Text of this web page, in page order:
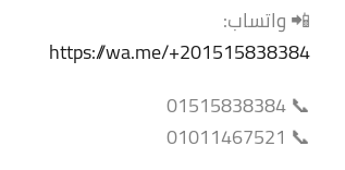
📲 واتساب:
https://wa.me/+201515838384
📞 01515838384
📞 01011467521